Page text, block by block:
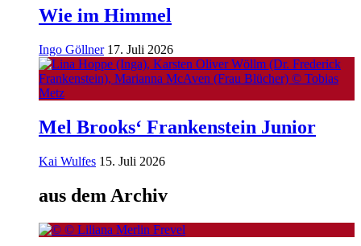
Wie im Himmel
Ingo Göllner 17. Juli 2026
Mel Brooks‘ Frankenstein Junior
Kai Wulfes 15. Juli 2026
aus dem Archiv